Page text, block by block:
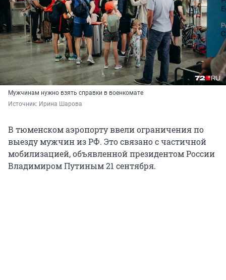
Мужчинам нужно взять справки в военкомате
Источник: Ирина Шарова
В тюменском аэропорту ввели ограничения по
выезду мужчин из РФ. Это связано с частичной
мобилизацией, объявленной президентом России
Владимиром Путиным 21 сентября.